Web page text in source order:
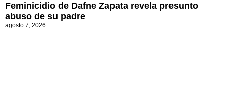
Feminicidio de Dafne Zapata revela presunto
abuso de su padre
agosto 7, 2026